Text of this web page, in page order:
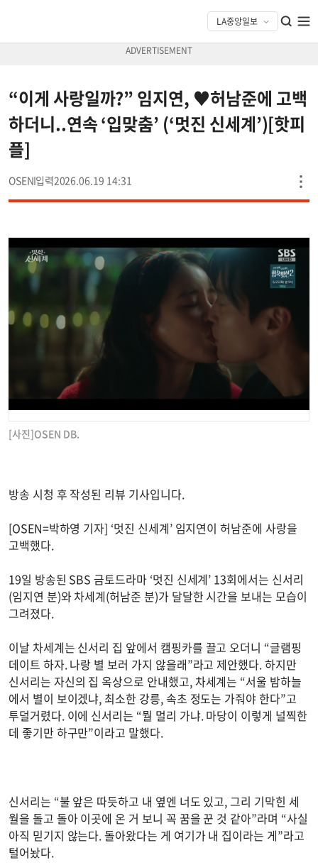
“이게 사랑일까?” 임지연, ♥허남준에 고백
하더니..연속 ‘입맞춤’ (‘멋진 신세계’)[핫피
플]
OSEN 2026.06.19 14:31
[사진]OSEN DB.
방송 시청 후 작성된 리뷰 기사입니다.
[OSEN=박하영 기자] ‘멋진 신세계’ 임지연이 허남준에 사랑을
고백했다.
19일 방송된 SBS 금토드라마 ‘멋진 신세계’ 13회에서는 신서리
(임지연 분)와 차세계(허남준 분)가 달달한 시간을 보내는 모습이
그려졌다.
이날 차세계는 신서리 집 앞에서 캠핑카를 끌고 오더니 “글램핑
데이트 하자. 나랑 별 보러 가지 않을래”라고 제안했다. 하지만
신서리는 자신의 집 옥상으로 안내했고, 차세계는 “서울 밤하늘
에서 별이 보이겠냐, 최소한 강릉, 속초 정도는 가줘야 한다”고
투덜거렸다. 이에 신서리는 “뭘 멀리 가냐. 마당이 이렇게 널찍한
데 좋기만 하구만”이라고 말했다.
신서리는 “불 앞은 따듯하고 내 옆엔 너도 있고, 그리 기막힌 세
월을 돌고 돌아 이곳에 온 거 보니 꼭 꿈을 꾼 것 같아”라며 “사실
아직 믿기지 않는다. 돌아왔다는 게 여기가 내 집이라는 게”라고
털어놨다.